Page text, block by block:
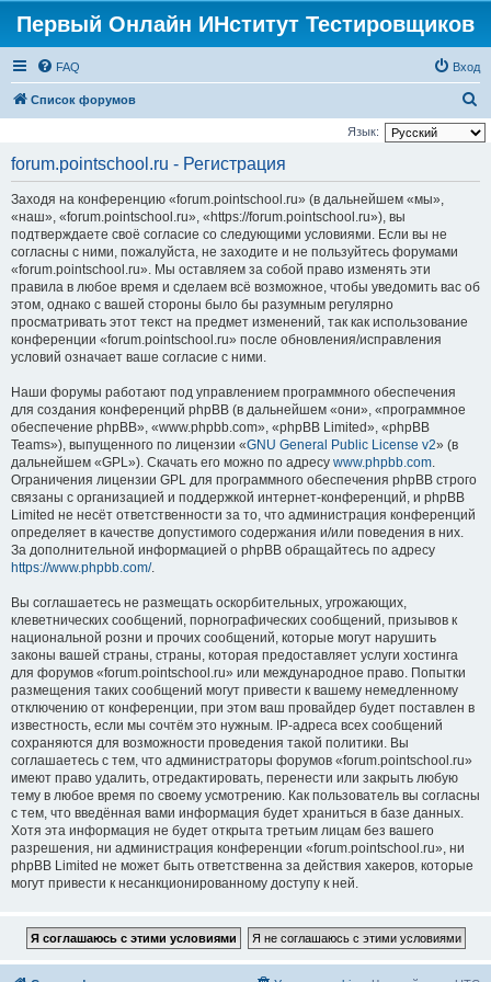
Первый Онлайн ИНститут Тестировщиков
FAQ Вход
Список форумов
о
Язык:
forum.pointschool.ru - Регистрация
Заходя на конференцию «forum.pointschool.ru» (в дальнейшем «мы»,
«наш», «forum.pointschool.ru», «https://forum.pointschool.ru»), вы
подтверждаете своё согласие со следующими условиями. Если вы не
согласны с ними, пожалуйста, не заходите и не пользуйтесь форумами
«forum.pointschool.ru». Мы оставляем за собой право изменять эти
правила в любое время и сделаем всё возможное, чтобы уведомить вас об
этом, однако с вашей стороны было бы разумным регулярно
просматривать этот текст на предмет изменений, так как использование
конференции «forum.pointschool.ru» после обновления/исправления
условий означает ваше согласие с ними.
Наши форумы работают под управлением программного обеспечения
для создания конференций phpBB (в дальнейшем «они», «программное
обеспечение phpBB», «www.phpbb.com», «phpBB Limited», «phpBB
Teams»), выпущенного по лицензии «GNU General Public License v2» (в
дальнейшем «GPL»). Скачать его можно по адресу www.phpbb.com.
Ограничения лицензии GPL для программного обеспечения phpBB строго
связаны с организацией и поддержкой интернет-конференций, и phpBB
Limited не несёт ответственности за то, что администрация конференций
определяет в качестве допустимого содержания и/или поведения в них.
За дополнительной информацией о phpBB обращайтесь по адресу
https://www.phpbb.com/.
Вы соглашаетесь не размещать оскорбительных, угрожающих,
клеветнических сообщений, порнографических сообщений, призывов к
национальной розни и прочих сообщений, которые могут нарушить
законы вашей страны, страны, которая предоставляет услуги хостинга
для форумов «forum.pointschool.ru» или международное право. Попытки
размещения таких сообщений могут привести к вашему немедленному
отключению от конференции, при этом ваш провайдер будет поставлен в
известность, если мы сочтём это нужным. IP-адреса всех сообщений
сохраняются для возможности проведения такой политики. Вы
соглашаетесь с тем, что администраторы форумов «forum.pointschool.ru»
имеют право удалить, отредактировать, перенести или закрыть любую
тему в любое время по своему усмотрению. Как пользователь вы согласны
с тем, что введённая вами информация будет храниться в базе данных.
Хотя эта информация не будет открыта третьим лицам без вашего
разрешения, ни администрация конференции «forum.pointschool.ru», ни
phpBB Limited не может быть ответственна за действия хакеров, которые
могут привести к несанкционированному доступу к ней.